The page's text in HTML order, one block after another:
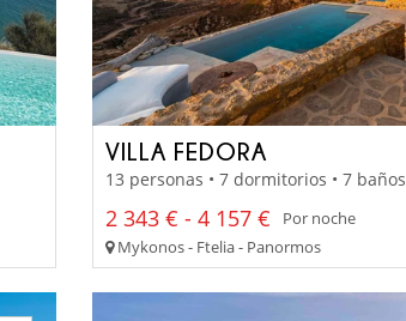
VILLA FEDORA
13 personas • 7 dormitorios • 7 baños
2 343 € - 4 157 €
Por noche
Mykonos - Ftelia - Panormos